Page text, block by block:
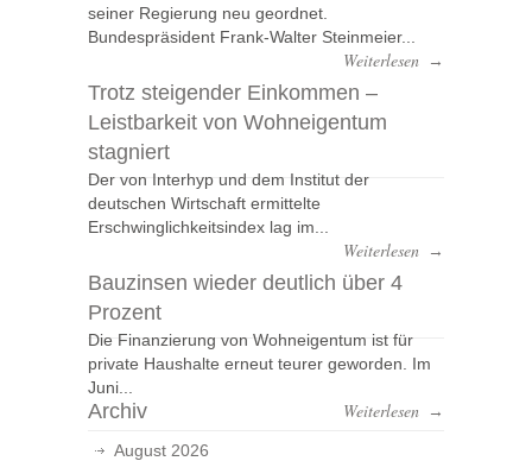
seiner Regierung neu geordnet.
Bundespräsident Frank-Walter Steinmeier...
Weiterlesen →
Trotz steigender Einkommen –
Leistbarkeit von Wohneigentum
stagniert
Der von Interhyp und dem Institut der
deutschen Wirtschaft ermittelte
Erschwinglichkeitsindex lag im...
Weiterlesen →
Bauzinsen wieder deutlich über 4
Prozent
Die Finanzierung von Wohneigentum ist für
private Haushalte erneut teurer geworden. Im
Juni...
Weiterlesen →
Archiv
August 2026